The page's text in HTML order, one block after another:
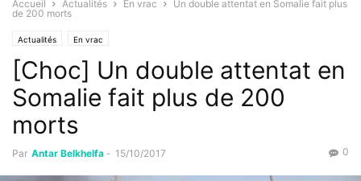
Accueil Actualités En vrac
Un double attentat en Somalie fait plus
de 200 morts
Actualités En vrac
[Choc] Un double attentat en
Somalie fait plus de 200
morts
Par Antar Belkhelfa - 15/10/2017 0